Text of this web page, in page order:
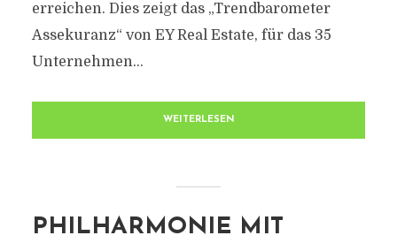
erreichen. Dies zeigt das „Trendbarometer
Assekuranz“ von EY Real Estate, für das 35
Unternehmen...
WEITERLESEN
PHILHARMONIE MIT